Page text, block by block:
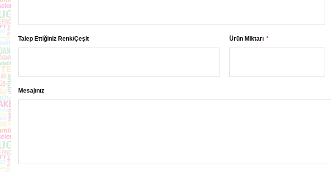
Talep Ettiğiniz Renk/Çeşit Ürün Miktarı
Mesajınız